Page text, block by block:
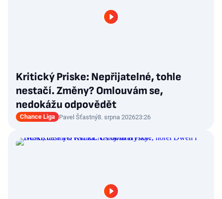
Kritický Priske: Nepřijatelné, tohle
nestačí. Změny? Omlouvám se,
nedokážu odpovědět
Chance Liga Pavel Šťastný8. srpna 202623:26